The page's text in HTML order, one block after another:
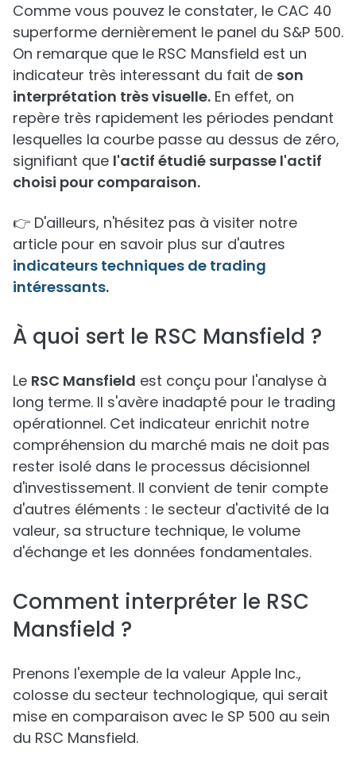
Comme vous pouvez le constater, le CAC 40
superforme dernièrement le panel du S&P 500.
On remarque que le RSC Mansfield est un
indicateur très interessant du fait de son
interprétation très visuelle. En effet, on
repère très rapidement les périodes pendant
lesquelles la courbe passe au dessus de zéro,
signifiant que l'actif étudié surpasse l'actif
choisi pour comparaison.
👉 D'ailleurs, n'hésitez pas à visiter notre
article pour en savoir plus sur d'autres
indicateurs techniques de trading
intéressants.
À quoi sert le RSC Mansfield ?
Le RSC Mansfield est conçu pour l'analyse à
long terme. Il s'avère inadapté pour le trading
opérationnel. Cet indicateur enrichit notre
compréhension du marché mais ne doit pas
rester isolé dans le processus décisionnel
d'investissement. Il convient de tenir compte
d'autres éléments : le secteur d'activité de la
valeur, sa structure technique, le volume
d'échange et les données fondamentales.
Comment interpréter le RSC
Mansfield ?
Prenons l'exemple de la valeur Apple Inc.,
colosse du secteur technologique, qui serait
mise en comparaison avec le SP 500 au sein
du RSC Mansfield.